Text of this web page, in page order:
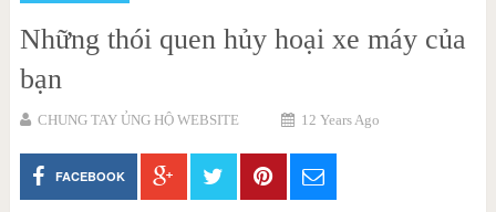
Những thói quen hủy hoại xe máy của
bạn
CHUNG TAY ỦNG HỘ WEBSITE 12 Years Ago
FACEBOOK